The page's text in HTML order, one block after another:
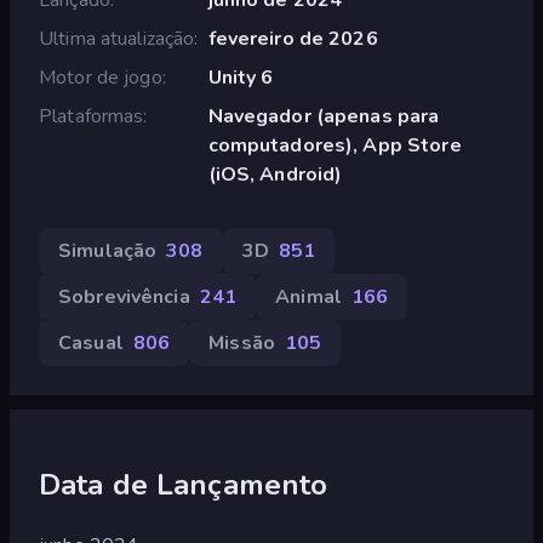
Ultima atualização fevereiro de 2026
Motor de jogo
Unity 6
Plataformas
Navegador (apenas para
computadores), App Store
(iOS, Android)
Simulação 308 3D 851
Sobrevivência 241 Animal 166
Casual 806 Missão 105
Data de Lançamento